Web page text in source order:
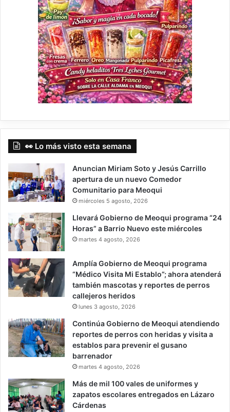
👀 Lo más visto esta semana
Anuncian Miriam Soto y Jesús Carrillo
apertura de un nuevo Comedor
Comunitario para Meoqui
miércoles 5 agosto, 2026
Llevará Gobierno de Meoqui programa “24
Horas” a Barrio Nuevo este miércoles
martes 4 agosto, 2026
Amplía Gobierno de Meoqui programa
“Médico Visita Mi Establo”; ahora atenderá
también mascotas y reportes de perros
callejeros heridos
lunes 3 agosto, 2026
Continúa Gobierno de Meoqui atendiendo
reportes de perros con heridas y visita a
establos para prevenir el gusano
barrenador
martes 4 agosto, 2026
Más de mil 100 vales de uniformes y
zapatos escolares entregados en Lázaro
Cárdenas